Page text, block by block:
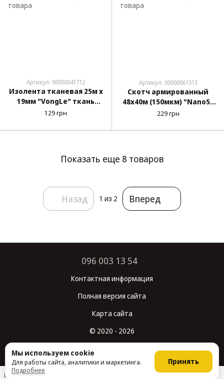
Артикул: 00000041712
Изолента тканевая 25м х
19мм "VongLe" ткань
лавсан (black)
129 грн
Артикул: 00000061515
Скотч армированный
48х40м (150мкм) "Nano5"
N50016
229 грн
Показать еще 8 товаров
Назад 1 из 2 Вперед
096 003 13 54
Контактная информация
Полная версия сайта
Карта сайта
© 2020 - 2026
Интернет-магазин создан с Хорошоп
Мы используем cookie
Для работы сайта, аналитики и маркетинга.
Подробнее
Принять